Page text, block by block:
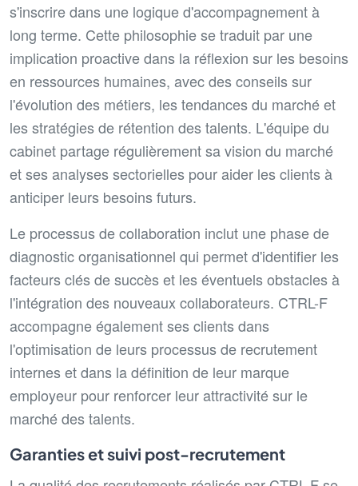
s'inscrire dans une logique d'accompagnement à
long terme. Cette philosophie se traduit par une
implication proactive dans la réflexion sur les besoins
en ressources humaines, avec des conseils sur
l'évolution des métiers, les tendances du marché et
les stratégies de rétention des talents. L'équipe du
cabinet partage régulièrement sa vision du marché
et ses analyses sectorielles pour aider les clients à
anticiper leurs besoins futurs.
Le processus de collaboration inclut une phase de
diagnostic organisationnel qui permet d'identifier les
facteurs clés de succès et les éventuels obstacles à
l'intégration des nouveaux collaborateurs. CTRL-F
accompagne également ses clients dans
l'optimisation de leurs processus de recrutement
internes et dans la définition de leur marque
employeur pour renforcer leur attractivité sur le
marché des talents.
Garanties et suivi post-recrutement